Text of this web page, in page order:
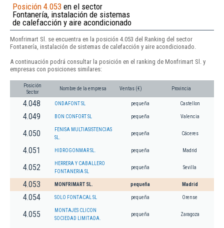
Posición 4.053 en el sector
Fontanería, instalación de sistemas
de calefacción y aire acondicionado
Monfrimart Sl. se encuentra en la posición 4.053 del Ranking del sector
Fontanería, instalación de sistemas de calefacción y aire acondicionado.
A continuación podrá consultar la posición en el ranking de Monfrimart Sl. y
empresas con posiciones similares:
Posición
Sector
Nombre de la empresa Ventas (€) Provincia
4.048 ONDAFONT SL pequeña Castellon
4.049 BON CONFORT SL pequeña Valencia
4.050
FENISA MULTIASISTENCIAS
SL.
pequeña Cáceres
4.051 HIDROGONMAR SL. pequeña Madrid
4.052
HERRERA Y CABALLERO
FONTANERIA SL
pequeña Sevilla
4.053 MONFRIMART SL. pequeña Madrid
4.054 SOLO FONTACAL SL pequeña Orense
4.055
MONTAJES CLICON
SOCIEDAD LIMITADA.
pequeña Zaragoza